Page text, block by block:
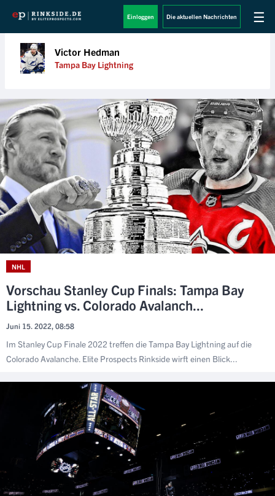
☰
Die aktuellen Nachrichten
Einloggen
Victor Hedman
Tampa Bay Lightning
NHL
Vorschau Stanley Cup Finals: Tampa Bay
Lightning vs. Colorado Avalanch...
Juni 15. 2022, 08:58
Im Stanley Cup Finale 2022 treffen die Tampa Bay Lightning auf die
Colorado Avalanche. Elite Prospects Rinkside wirft einen Blick...